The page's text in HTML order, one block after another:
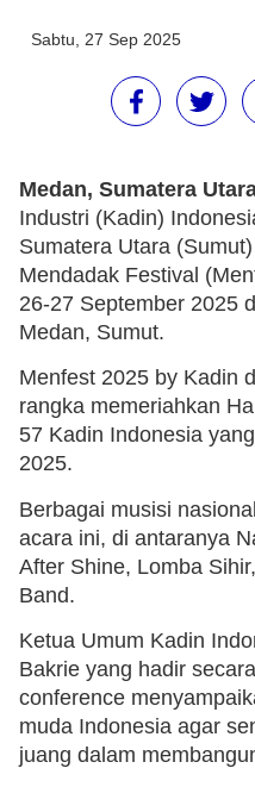
Sabtu, 27 Sep 2025
Medan, Sumatera
Industri (Kadin)
Sumatera Utara
Mendadak Festival
26-27 September 2025
Medan, Sumut.
Menfest 2025 by Kadin
rangka memeriahkan
57 Kadin Indonesia
2025.
Berbagai musisi
acara ini, di antaranya
After Shine, Lomba
Band.
Ketua Umum Kadin
Bakrie yang hadir
conference
muda Indonesia agar
juang dalam